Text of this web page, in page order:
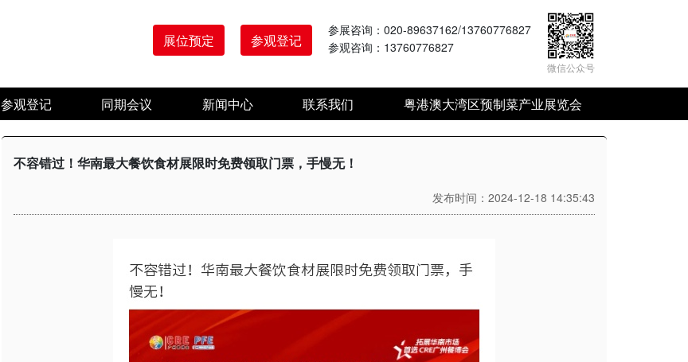
展位预定 参观登记
参展咨询 ：020-89637162/13760776827
参观咨询 ：13760776827
微信公众号
参观登记 同期会议 新闻中心 联系我们 粤港澳大湾区预制菜产业展览会
不容错过！华南最大餐饮食材展限时免费领取门票，手慢无！
发布时间：2024-12-18 14:35:43